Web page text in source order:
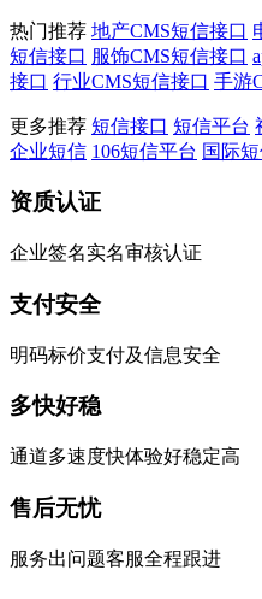
热门推荐 地产CMS短信接口
短信接口 服饰CMS短信接口
接口 行业CMS短信接口 手游
更多推荐 短信接口 短信平台
企业短信 106短信平台 国际
资质认证
企业签名实名审核认证
支付安全
明码标价支付及信息安全
多快好稳
通道多速度快体验好稳定高
售后无忧
服务出问题客服全程跟进